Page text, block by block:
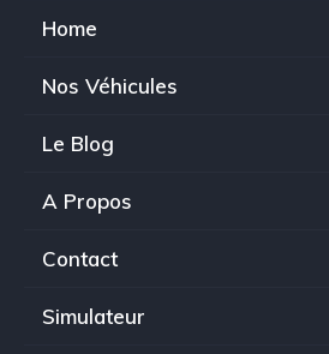
Home
Nos Véhicules
Le Blog
A Propos
Contact
Simulateur